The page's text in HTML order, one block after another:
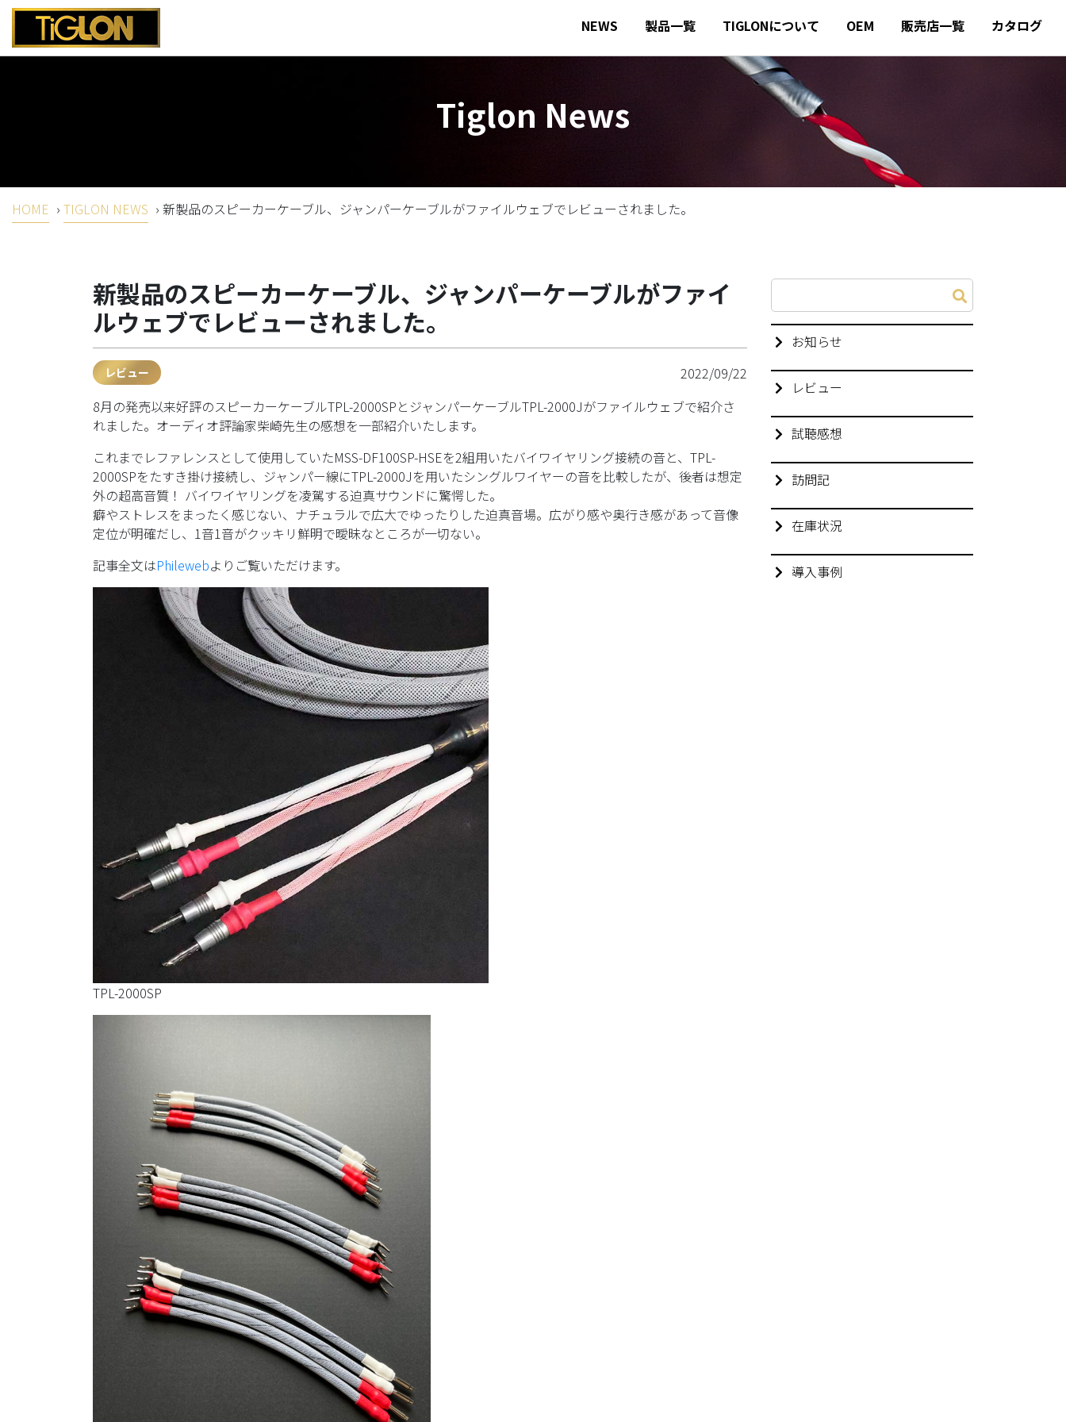
NEWS 製品一覧 TIGLONについて OEM 販売店一覧 カタログ
Tiglon News
HOME › TIGLON NEWS › 新製品のスピーカーケーブル、ジャンパーケーブルがファイルウェブでレビューされました。
新製品のスピーカーケーブル、ジャンパーケーブルがファイ
ルウェブでレビューされました。
レビュー
2022/09/22
8月の発売以来好評のスピーカーケーブルTPL-2000SPとジャンパーケーブルTPL-2000Jがファイルウェブで紹介さ
れました。オーディオ評論家柴崎先生の感想を一部紹介いたします。
これまでレファレンスとして使用していたMSS-DF100SP-HSEを2組用いたバイワイヤリング接続の音と、TPL-
2000SPをたすき掛け接続し、ジャンパー線にTPL-2000Jを用いたシングルワイヤーの音を比較したが、後者は想定
外の超高音質！ バイワイヤリングを凌駕する迫真サウンドに驚愕した。
癖やストレスをまったく感じない、ナチュラルで広大でゆったりした迫真音場。広がり感や奥行き感があって音像
定位が明確だし、1音1音がクッキリ鮮明で曖昧なところが一切ない。
記事全文はPhilewebよりご覧いただけます。
TPL-2000SP
お知らせ
レビュー
試聴感想
訪問記
在庫状況
導入事例